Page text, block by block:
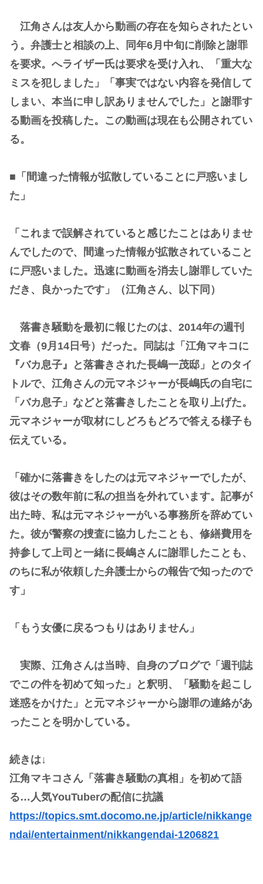
江角さんは友人から動画の存在を知らされたとい
う。弁護士と相談の上、同年6月中旬に削除と謝罪
を要求。へライザー氏は要求を受け入れ、「重大な
ミスを犯しました」「事実ではない内容を発信して
しまい、本当に申し訳ありませんでした」と謝罪す
る動画を投稿した。この動画は現在も公開されてい
る。
■「間違った情報が拡散していることに戸惑いまし
た」
「これまで誤解されていると感じたことはありませ
んでしたので、間違った情報が拡散されていること
に戸惑いました。迅速に動画を消去し謝罪していた
だき、良かったです」（江角さん、以下同）
落書き騒動を最初に報じたのは、2014年の週刊
文春（9月14日号）だった。同誌は「江角マキコに
『バカ息子』と落書きされた長嶋一茂邸」とのタイ
トルで、江角さんの元マネジャーが長嶋氏の自宅に
「バカ息子」などと落書きしたことを取り上げた。
元マネジャーが取材にしどろもどろで答える様子も
伝えている。
「確かに落書きをしたのは元マネジャーでしたが、
彼はその数年前に私の担当を外れています。記事が
出た時、私は元マネジャーがいる事務所を辞めてい
た。彼が警察の捜査に協力したことも、修繕費用を
持参して上司と一緒に長嶋さんに謝罪したことも、
のちに私が依頼した弁護士からの報告で知ったので
す」
「もう女優に戻るつもりはありません」
実際、江角さんは当時、自身のブログで「週刊誌
でこの件を初めて知った」と釈明、「騒動を起こし
迷惑をかけた」と元マネジャーから謝罪の連絡があ
ったことを明かしている。
続きは↓
江角マキコさん「落書き騒動の真相」を初めて語
る…人気YouTuberの配信に抗議
https://topics.smt.docomo.ne.jp/article/nikkange
ndai/entertainment/nikkangendai-1206821